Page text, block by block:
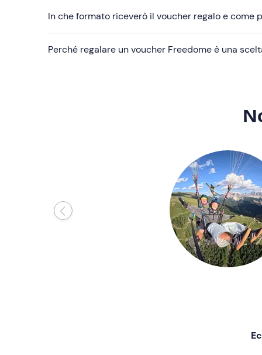
In che formato riceverò il voucher regalo e come
Perché regalare un voucher Freedome è una